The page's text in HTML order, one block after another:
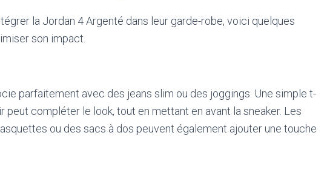
la Jordan 4 Argenté dans leur garde-robe, voici quelques
son impact.
parfaitement avec des jeans slim ou des joggings. Une simple t-
peut compléter le look, tout en mettant en avant la sneaker. Les
ou des sacs à dos peuvent également ajouter une touche